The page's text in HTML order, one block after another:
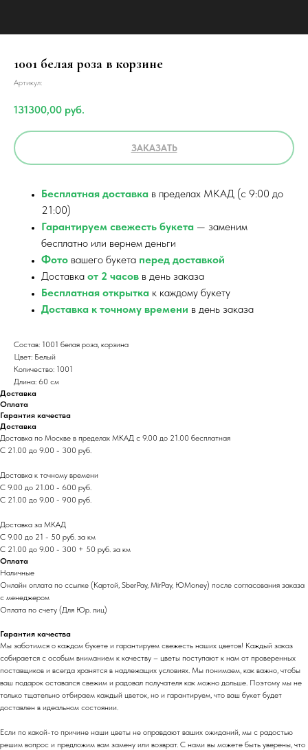
1001 белая роза в корзине
Артикул:
131300,00 руб.
ЗАКАЗАТЬ
Бесплатная доставка в пределах МКАД (с 9:00 до
21:00)
Гарантируем свежесть букета — заменим
бесплатно или вернем деньги
Фото вашего букета перед доставкой
Доставка от 2 часов в день заказа
Бесплатная открытка к каждому букету
Доставка к точному времени в день заказа
Состав: 1001 белая роза, корзина
Цвет: Белый
Количество: 1001
Длина: 60 см
Доставка
Оплата
Гарантия качества
Доставка
Доставка по Москве в пределах МКАД с 9.00 до 21.00 бесплатная
С 21.00 до 9.00 - 300 руб.
Доставка к точному времени
С 9.00 до 21.00 - 600 руб.
С 21.00 до 9.00 - 900 руб.
Доставка за МКАД
С 9.00 до 21 - 50 руб. за км
С 21.00 до 9.00 - 300 + 50 руб. за км
Оплата
Наличные
Онлайн оплата по ссылке (Картой, SberPay, MirPay, ЮMoney) после согласования заказа
с менеджером
Оплата по счету (Для Юр. лиц)
Гарантия качества
Мы заботимся о каждом букете и гарантируем свежесть наших цветов! Каждый заказ
собирается с особым вниманием к качеству – цветы поступают к нам от проверенных
поставщиков и всегда хранятся в надлежащих условиях. Мы понимаем, как важно, чтобы
ваш подарок оставался свежим и радовал получателя как можно дольше. Поэтому мы не
только тщательно отбираем каждый цветок, но и гарантируем, что ваш букет будет
доставлен в идеальном состоянии.
Если по какой-то причине наши цветы не оправдают ваших ожиданий, мы с радостью
решим вопрос и предложим вам замену или возврат. С нами вы можете быть уверены, что